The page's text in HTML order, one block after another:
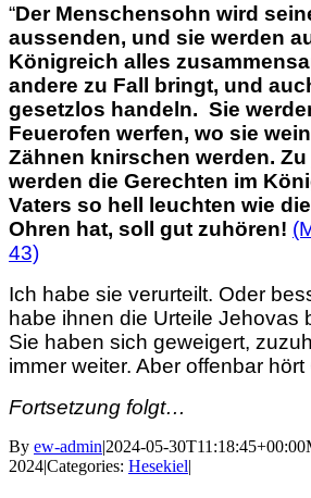
“Der Menschensohn wird
aussenden, und sie werden
Königreich alles
andere zu Fall bringt, und
gesetzlos handeln. Sie
Feuerofen werfen, wo sie
Zähnen knirschen werden. Zu
werden die Gerechten im
Vaters so hell leuchten wie
Ohren hat, soll gut zuhören!
43)
Ich habe sie verurteilt. Oder
habe ihnen die Urteile Jehovas
Sie haben sich geweigert,
immer weiter. Aber offenbar
Fortsetzung folgt…
By ew-admin|2024-05-30T11:18:45+00:00
2024|Categories: Hesekiel|